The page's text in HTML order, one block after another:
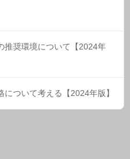
推奨環境について【2024年
について考える【2024年版】